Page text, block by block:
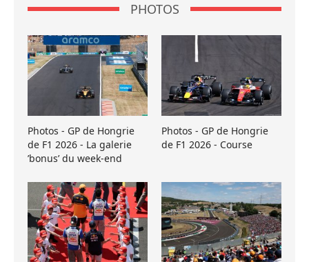
PHOTOS
Photos - GP de Hongrie
de F1 2026 - La galerie
’bonus’ du week-end
Photos - GP de Hongrie
de F1 2026 - Course